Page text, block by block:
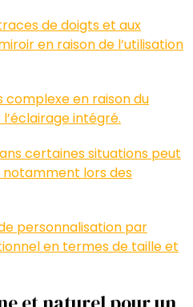
de doigts et aux
en raison de l’utilisation
complexe en raison du
intégré.
certaines situations peut
notamment lors des
personnalisation par
en termes de taille et